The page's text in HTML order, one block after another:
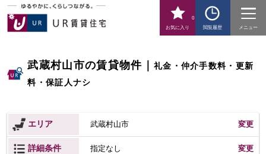
お気に入り
0
閲覧履歴
メニュー
武蔵村山市の賃貸物件
礼金・仲介手数料・更新
料・保証人ナシ
エリア 武蔵村山市 変更
詳細条件 指定なし 変更